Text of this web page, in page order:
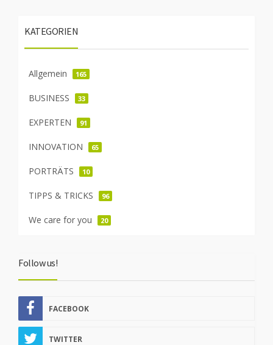
KATEGORIEN
Allgemein 165
BUSINESS 33
EXPERTEN 91
INNOVATION 65
PORTRÄTS 10
TIPPS & TRICKS 96
We care for you 20
Follow us!
FACEBOOK
TWITTER